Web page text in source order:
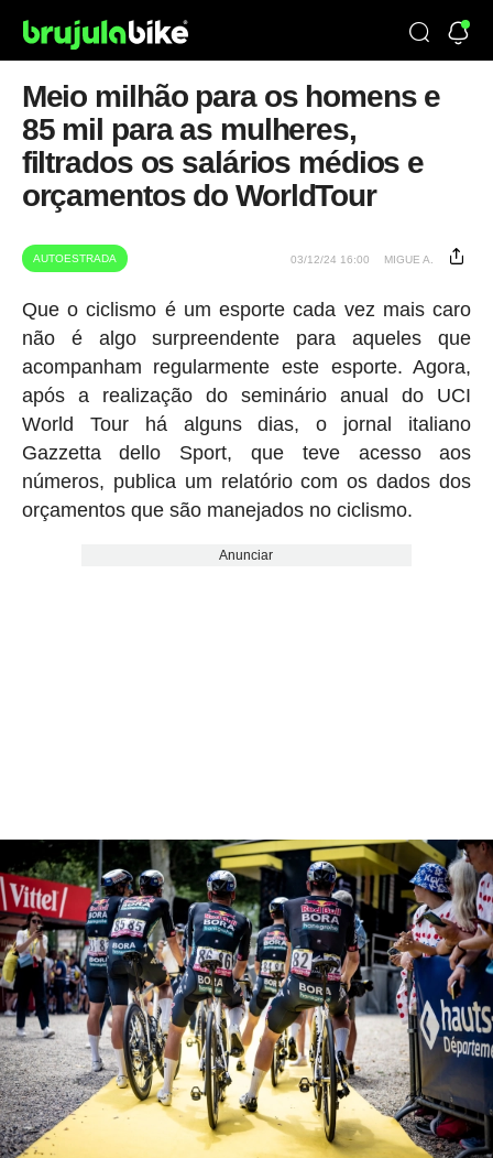
Meio milhão para os homens e
85 mil para as mulheres,
filtrados os salários médios e
orçamentos do WorldTour
AUTOESTRADA 03/12/24 16:00 MIGUE A.
Que o ciclismo é um esporte cada vez mais caro
não é algo surpreendente para aqueles que
acompanham regularmente este esporte. Agora,
após a realização do seminário anual do UCI
World Tour há alguns dias, o jornal italiano
Gazzetta dello Sport, que teve acesso aos
números, publica um relatório com os dados dos
orçamentos que são manejados no ciclismo.
Anunciar